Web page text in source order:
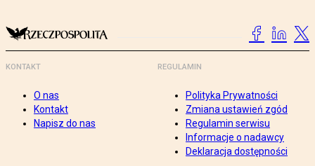
KONTAKT
O nas
Kontakt
Napisz do nas
REGULAMIN
Polityka Prywatności
Zmiana ustawień zgód
Regulamin serwisu
Informacje o nadawcy
Deklaracja dostępności